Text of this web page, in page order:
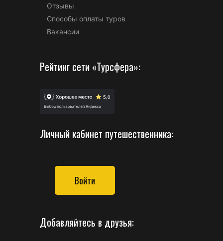
Отзывы
Способы оплаты туров
Вакансии
Рейтинг сети «Турсфера»:
Личный кабинет путешественника:
Войти
Добавляйтесь в друзья: